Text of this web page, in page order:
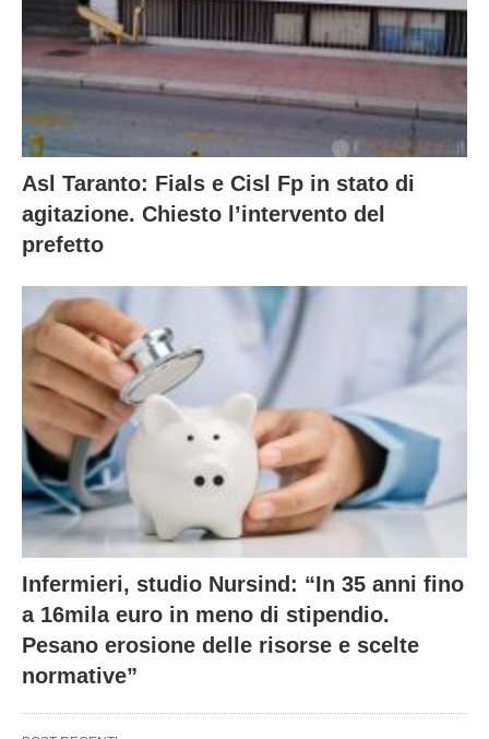
Asl Taranto: Fials e Cisl Fp in stato di
agitazione. Chiesto l’intervento del
prefetto
Infermieri, studio Nursind: “In 35 anni fino
a 16mila euro in meno di stipendio.
Pesano erosione delle risorse e scelte
normative”